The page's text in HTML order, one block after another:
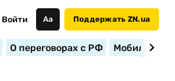
Войти Аа Поддержать ZN.ua
О переговорах с РФ